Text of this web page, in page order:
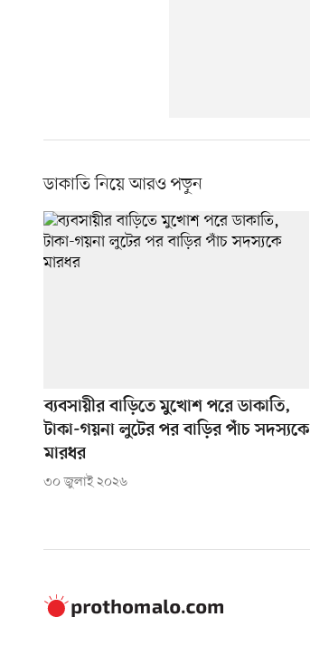
ডাকাতি নিয়ে আরও পড়ুন
ব্যবসায়ীর বাড়িতে মুখোশ পরে ডাকাতি,
টাকা-গয়না লুটের পর বাড়ির পাঁচ সদস্যকে
মারধর
৩০ জুলাই ২০২৬